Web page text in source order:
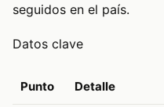
seguidos en el país.
Datos clave
Punto Detalle